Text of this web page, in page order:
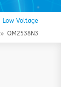
Low Voltage
9 QM2538N3